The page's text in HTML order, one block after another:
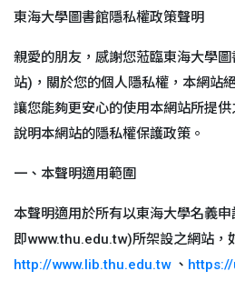
東海大學圖書館隱私權政策聲明
親愛的朋友，感謝您蒞臨東海大學
站)，關於您的個人隱私權，本網站
讓您能夠更安心的使用本網站所提
說明本網站的隱私權保護政策。
一、本聲明適用範圍
本聲明適用於所有以東海大學名義
即www.thu.edu.tw)所架設之網站，
http://www.lib.thu.edu.tw、